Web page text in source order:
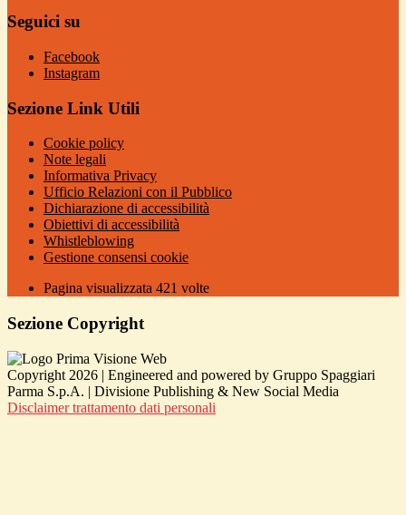
Seguici su
Facebook
Instagram
Sezione Link Utili
Cookie policy
Note legali
Informativa Privacy
Ufficio Relazioni con il Pubblico
Dichiarazione di accessibilità
Obiettivi di accessibilità
Whistleblowing
Gestione consensi cookie
Pagina visualizzata 421 volte
Sezione Copyright
Copyright 2026 | Engineered and powered by Gruppo Spaggiari
Parma S.p.A. | Divisione Publishing & New Social Media
Disclaimer trattamento dati personali